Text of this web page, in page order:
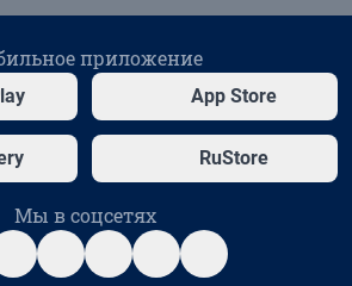
приложение
App Store
RuStore
Мы в соцсетях